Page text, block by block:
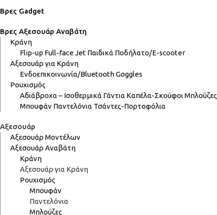
Βρες Gadget
Βρες Αξεσουάρ Αναβάτη
Κράνη
Flip-up Full-faceJet Παιδικά Ποδήλατο/E-scooter
Αξεσουάρ για Κράνη
Ενδοεπικοινωνία/BluetoothGoggles
Ρουχισμός
Αδιάβροχα – Ισοθερμικά Γάντια Καπέλα-Σκούφοι Μπλούζες
Μπουφάν Παντελόνια Τσάντες-Πορτοφόλια
Αξεσουάρ
Αξεσουάρ Μοντέλων
Αξεσουάρ Αναβάτη
Κράνη
Αξεσουάρ για Κράνη
Ρουχισμός
Μπουφάν
Παντελόνια
Μπλούζες